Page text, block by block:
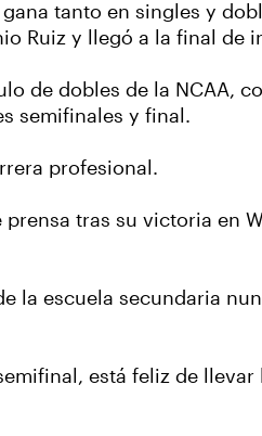
tanto en singles y
Ruiz y llegó a la final de
de dobles de la NCAA,
semifinales y final.
profesional.
tras su victoria en
la escuela secundaria
está feliz de llevar